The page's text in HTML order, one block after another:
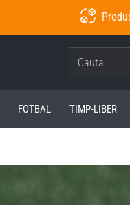
FOTBAL TIMP-LIBER